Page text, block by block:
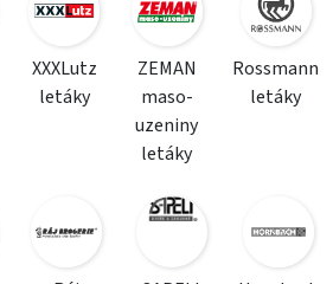
XXXLutz
letáky
ZEMAN
maso-
uzeniny
letáky
Rossmann
letáky